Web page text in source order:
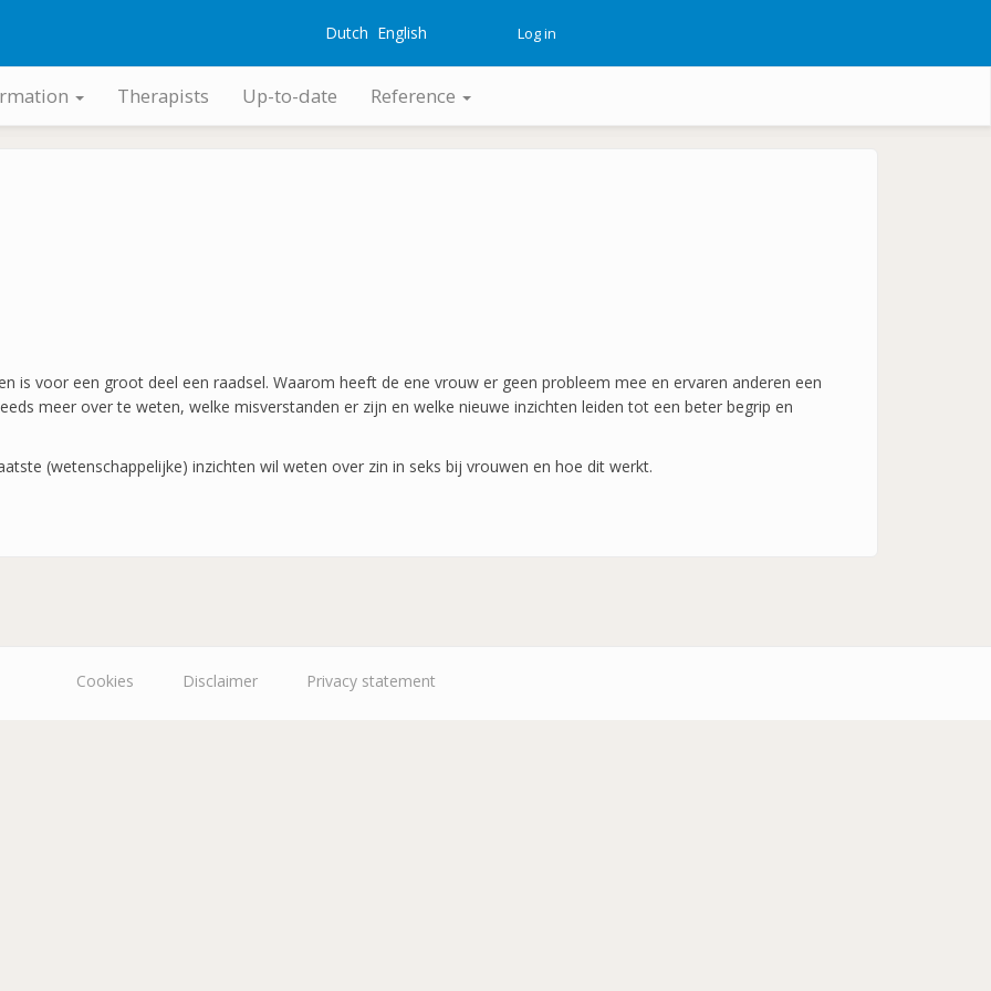
Dutch English Gebruikersmenu
Log in
Therapists Up-to-date Reference
is voor een groot deel een raadsel. Waarom heeft de ene vrouw er geen probleem mee en ervaren anderen een
meer over te weten, welke misverstanden er zijn en welke nieuwe inzichten leiden tot een beter begrip en
(wetenschappelijke) inzichten wil weten over zin in seks bij vrouwen en hoe dit werkt.
Cookies Disclaimer Privacy statement